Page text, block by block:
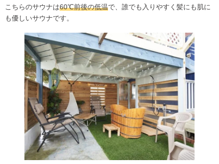
こちらのサウナは60℃前後の低温で、誰でも入りやすく髪にも肌に
も優しいサウナです。